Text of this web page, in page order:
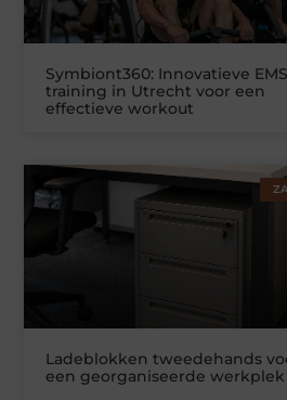
Symbiont360: Innovatieve
training in Utrecht voor een
effectieve workout
Ladeblokken tweedehands
een georganiseerde werkplek